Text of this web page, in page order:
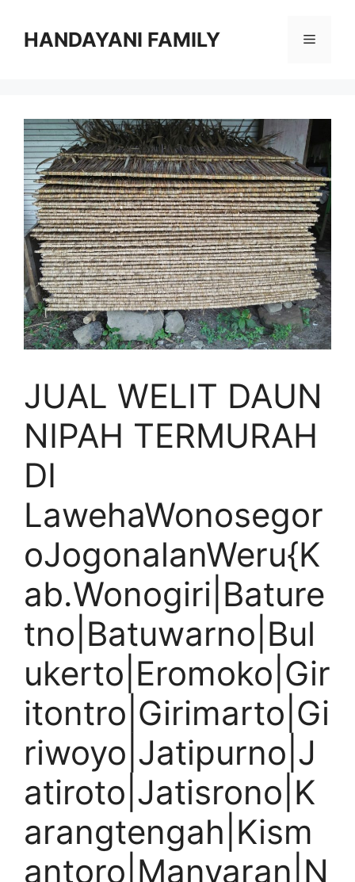
HANDAYANI FAMILY Menu
JUAL WELIT DAUN
NIPAH TERMURAH
DI
LawehaWonosegor
oJogonalanWeru{K
ab.Wonogiri|Bature
tno|Batuwarno|Bul
ukerto|Eromoko|Gir
itontro|Girimarto|Gi
riwoyo|Jatipurno|J
atiroto|Jatisrono|K
arangtengah|Kism
antoro|Manyaran|N